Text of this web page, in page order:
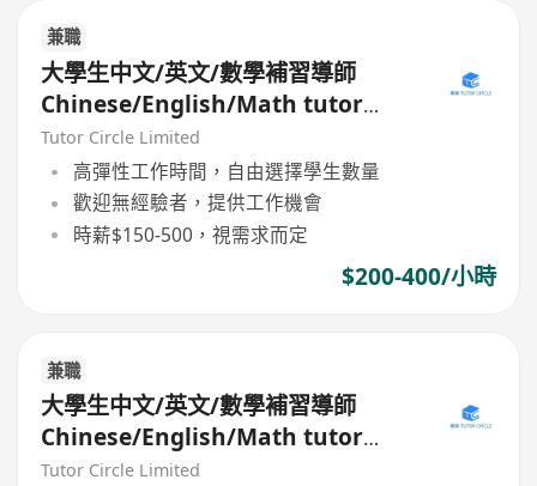
兼職
大學生中文/英文/數學補習導師
Chinese/English/Math tutor
(Part Time/Freelancer)
Tutor Circle Limited
高彈性工作時間，自由選擇學生數量
歡迎無經驗者，提供工作機會
時薪$150-500，視需求而定
$200-400/小時
兼職
大學生中文/英文/數學補習導師
Chinese/English/Math tutor
(Part Time/Freelancer)
Tutor Circle Limited